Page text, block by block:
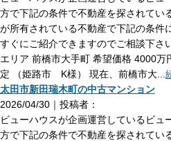
方で下記の条件で不動産を探されてい
が所有されている不動産で下記の条件
すぐにご紹介できますのでご相談下
エリア 前橋市大手町 希望価格 4000万
定 （姫路市 K様） 現在、前橋市大...
太田市新田瑞木町の中古マンション
2026/04/30｜投稿者：
ビューハウスが企画運営しているビュ
方で下記の条件で不動産を探されてい